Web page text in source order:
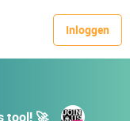
Inloggen
tool! 🚀